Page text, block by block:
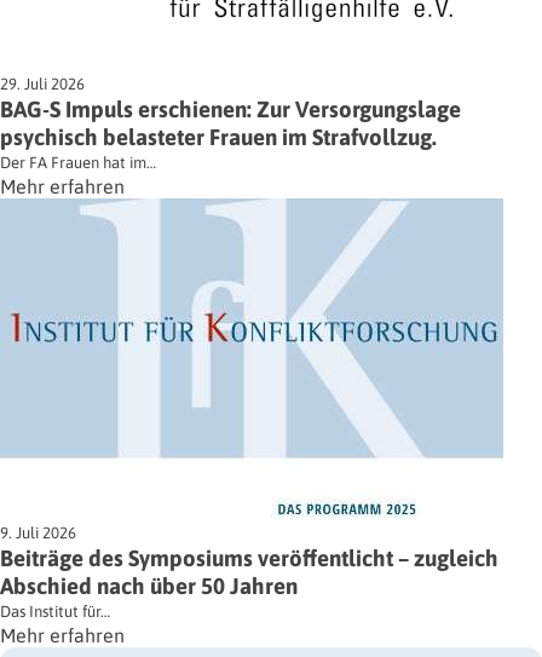
29. Juli 2026
BAG-S Impuls erschienen: Zur Versorgungslage
psychisch belasteter Frauen im Strafvollzug.
Der FA Frauen hat im…
Mehr erfahren
9. Juli 2026
Beiträge des Symposiums veröffentlicht – zugleich
Abschied nach über 50 Jahren
Das Institut für…
Mehr erfahren